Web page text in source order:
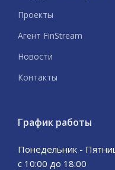
Проекты
Агент FinStream
Новости
Контакты
График работы
Понедельник -
с 10:00 до 18:00